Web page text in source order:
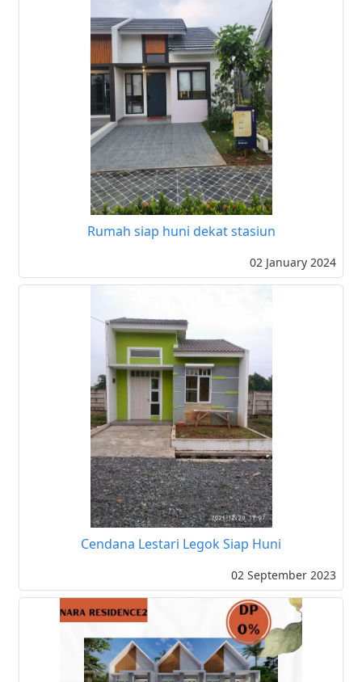
Rumah siap huni dekat stasiun
02 January 2024
Cendana Lestari Legok Siap Huni
02 September 2023